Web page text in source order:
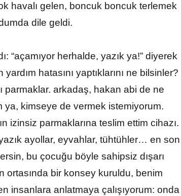
havalı gelen, boncuk boncuk terlemek
dile geldi.
“açamıyor herhalde, yazık ya!” diyerek
hatasını yaptıklarını ne bilsinler?
parmaklar. arkadaş, hakan abi de ne
ya, kimseye de vermek istemiyorum.
izinsiz parmaklarına teslim ettim cihazı.
ayollar, eyvahlar, tühtühler… en son
bu çocuğu böyle sahipsiz dışarı
ortasında bir konsey kuruldu, benim
insanlara anlatmaya çalışıyorum: onda